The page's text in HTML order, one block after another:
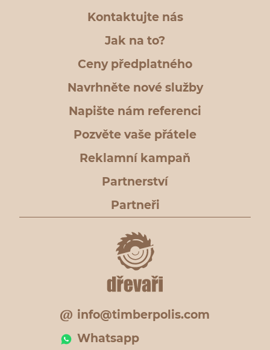
Kontaktujte nás
Jak na to?
Ceny předplatného
Navrhněte nové služby
Napište nám referenci
Pozvěte vaše přátele
Reklamní kampaň
Partnerství
Partneři
info@timberpolis.com
Whatsapp